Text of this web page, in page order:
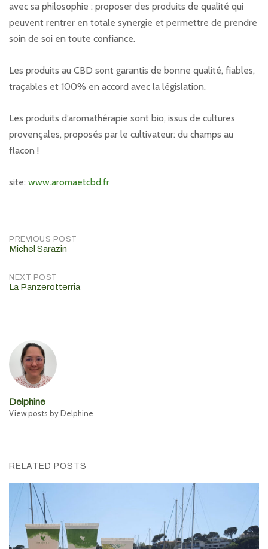
avec sa philosophie : proposer des produits de qualité qui
peuvent rentrer en totale synergie et permettre de prendre
soin de soi en toute confiance.
Les produits au CBD sont garantis de bonne qualité, fiables,
traçables et 100% en accord avec la législation.
Les produits d’aromathérapie sont bio, issus de cultures
provençales, proposés par le cultivateur: du champs au
flacon !
site: www.aromaetcbd.fr
Post
PREVIOUS POST
Michel Sarazin
NEXT POST
La Panzerotterria
Delphine
View posts by Delphine
RELATED POSTS